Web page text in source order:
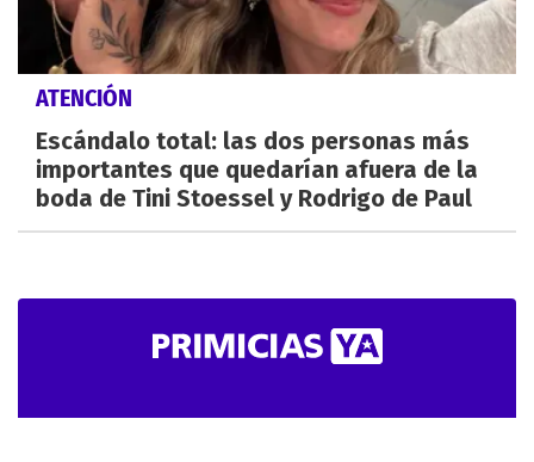
ATENCIÓN
Escándalo total: las dos personas más
importantes que quedarían afuera de la
boda de Tini Stoessel y Rodrigo de Paul